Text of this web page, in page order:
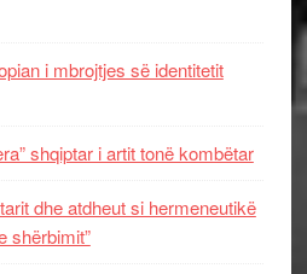
i mbrojtjes së identitetit
shqiptar i artit tonë kombëtar
dhe atdheut si hermeneutikë
shërbimit”